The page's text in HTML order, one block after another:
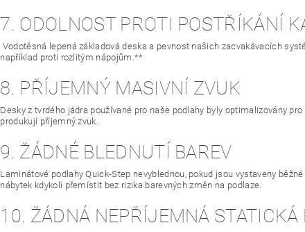
7. ODOLNOST PROTI POSTŘÍKÁNÍ
Vodotěsná lepená základová deska a pevnost našich zacvakávacích
například proti rozlitým nápojům.**
8. PŘÍJEMNÝ MASIVNÍ ZVUK
Desky z tvrdého jádra používané pro naše podlahy byly optimalizovány
produkují příjemný zvuk.
9. ŽÁDNÉ BLEDNUTÍ BAREV
Laminátové podlahy Quick-Step nevyblednou, pokud jsou vystaveny
nábytek kdykoli přemístit bez rizika barevných změn na podlaze.
10. ŽÁDNÁ NEPŘÍJEMNÁ STATICKÁ